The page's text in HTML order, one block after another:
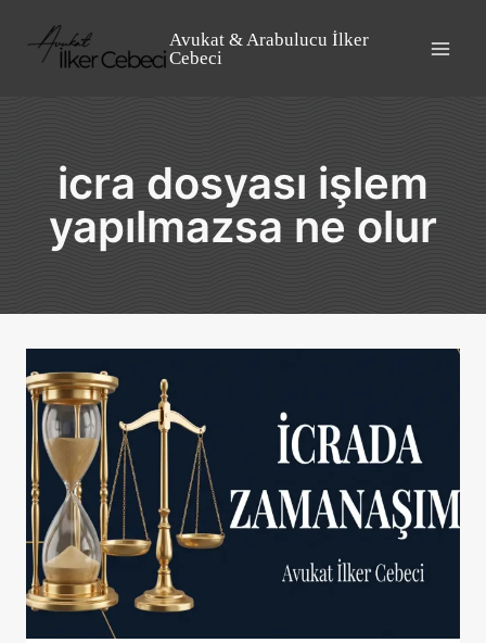
content
Avukat & Arabulucu İlker
Cebeci
icra dosyası işlem
yapılmazsa ne olur